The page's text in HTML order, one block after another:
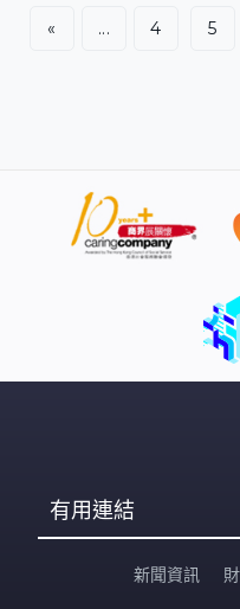
州的33歲亞裔男子鄺凱
紐約返回加州兩天後，
診所和兩次急診室，均
加州大學舊金山分校傳
Hong）診斷，鄺凱文才
度已排在同類病人的前
擔心若不治療，可能會
國食藥局特別許可的抗
首天，其皮疹已停止蔓延
« ... 4 5
有用連結
新聞資訊